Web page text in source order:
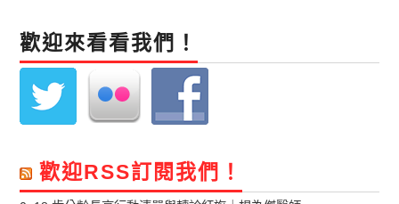
歡迎來看看我們！
歡迎RSS訂閱我們！